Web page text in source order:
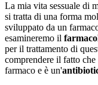
La mia vita sessuale di
si tratta di una forma
sviluppato da un
esamineremo il
per il trattamento di
comprendere il fatto
farmaco e è un'